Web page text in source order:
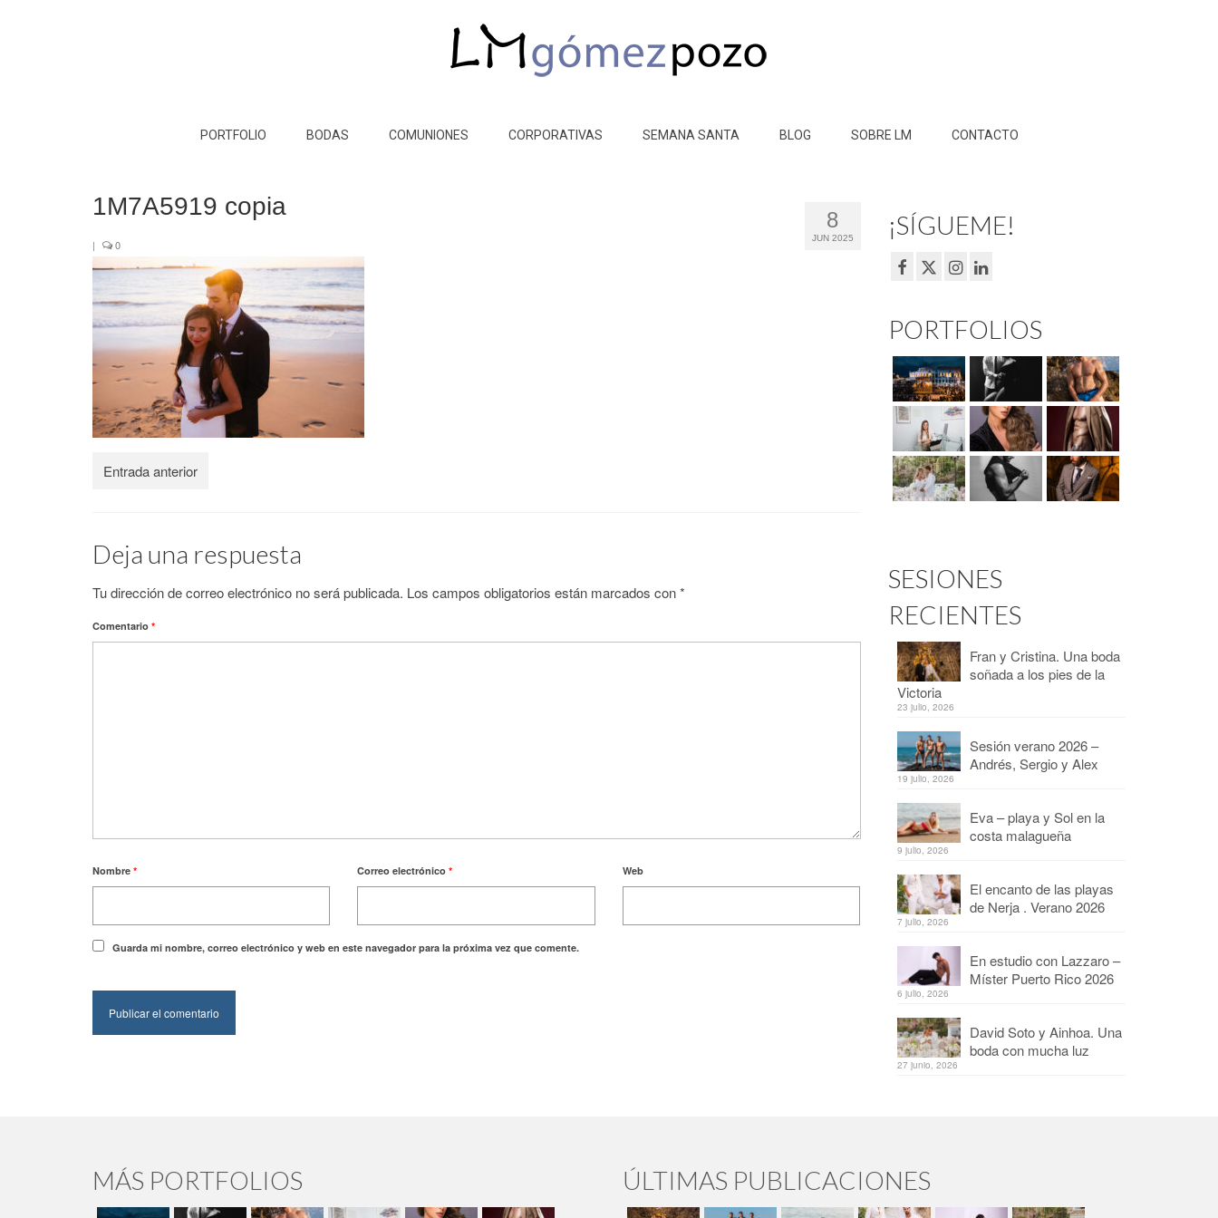
PORTFOLIO BODAS COMUNIONES CORPORATIVAS SEMANA SANTA BLOG SOBRE LM CONTACTO
8
JUN 2025
1M7A5919 copia
| 0
Entrada anterior
Deja una respuesta
Tu dirección de correo electrónico no será publicada. Los campos obligatorios están marcados con*
Comentario *
Nombre * Correo electrónico* Web
Guarda mi nombre, correo electrónico y web en este navegador para la próxima vez que comente.
¡SÍGUEME!
PORTFOLIOS
SESIONES
RECIENTES
Fran y Cristina. Una boda
soñada a los pies de la
Victoria
23 julio, 2026
Sesión verano 2026 –
Andrés, Sergio y Alex
19 julio, 2026
Eva – playa y Sol en la
costa malagueña
9 julio, 2026
El encanto de las playas
de Nerja . Verano 2026
7 julio, 2026
En estudio con Lazzaro –
Míster Puerto Rico 2026
6 julio, 2026
David Soto y Ainhoa. Una
boda con mucha luz
27 junio, 2026
MÁS PORTFOLIOS ÚLTIMAS PUBLICACIONES